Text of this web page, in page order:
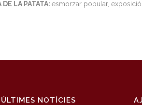
DE LA PATATA: esmorzar popular,
ÚLTIMES NOTÍCIES